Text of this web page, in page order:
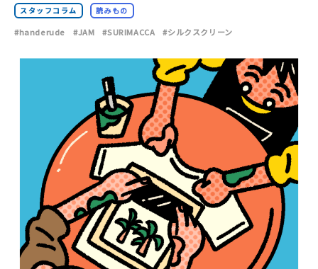
シルクスクリーン
無地素材
本
スタッフコラム 読みもの
#handerude #JAM #SURIMACCA #シルクスクリーン